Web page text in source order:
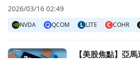
NVDA QCOM L LITE C COHR
2026/03/16 02:49
前往【美股焦點】亞馬遜的千億 AI
【美股焦點】亞